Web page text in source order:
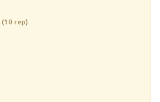
(10 rep)